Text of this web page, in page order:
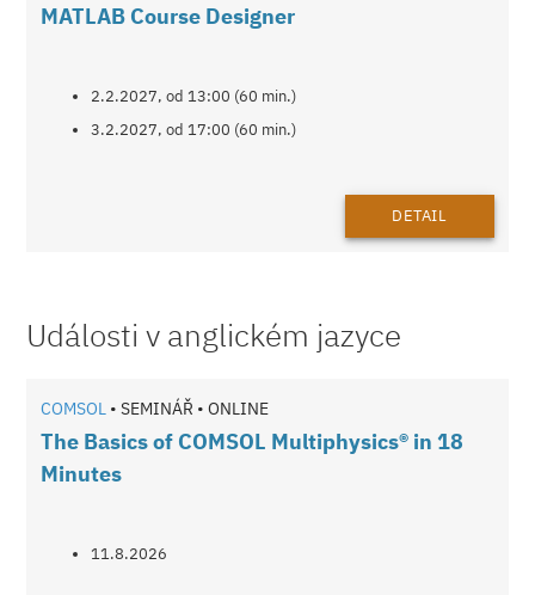
MATLAB Course Designer
2.2.2027, od 13:00 (60 min.)
3.2.2027, od 17:00 (60 min.)
DETAIL
Události v anglickém jazyce
COMSOL • SEMINÁŘ • ONLINE
The Basics of COMSOL Multiphysics® in 18
Minutes
11.8.2026